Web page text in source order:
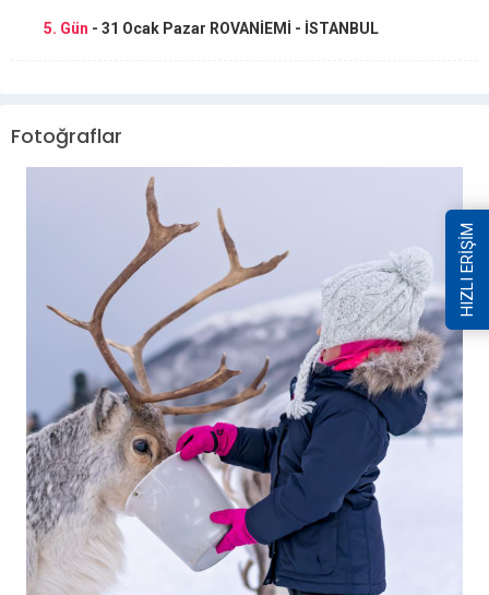
5. Gün - 31 Ocak Pazar ROVANİEMİ - İSTANBUL
Fotoğraflar
HIZLI ERİŞİM